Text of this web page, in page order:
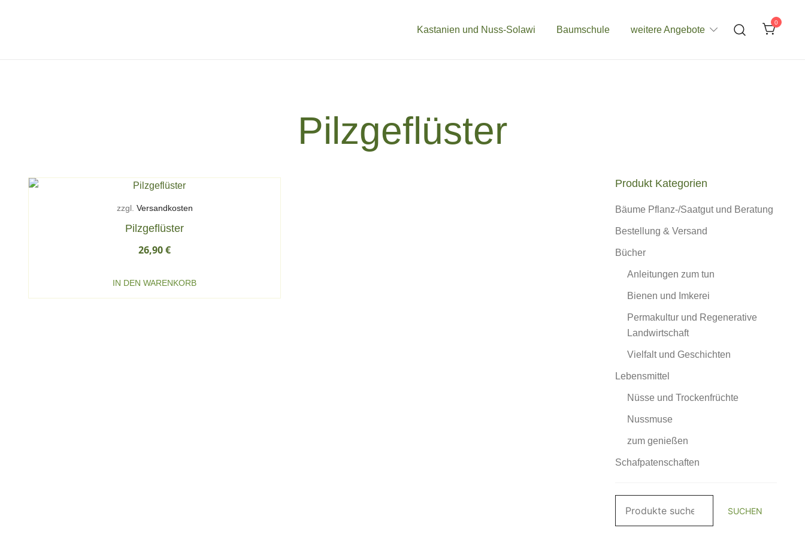
Kastanien und Nuss-Solawi Baumschule weitere Angebote
0
Pilzgeflüster
zzgl. Versandkosten
Pilzgeflüster
26,90€
IN DEN WARENKORB
Produkt Kategorien
Bäume Pflanz-/Saatgut und Beratung
Bestellung & Versand
Bücher
Anleitungen zum tun
Bienen und Imkerei
Permakultur und Regenerative
Landwirtschaft
Vielfalt und Geschichten
Lebensmittel
Nüsse und Trockenfrüchte
Nussmuse
zum genießen
Schafpatenschaften
nach:
SUCHEN